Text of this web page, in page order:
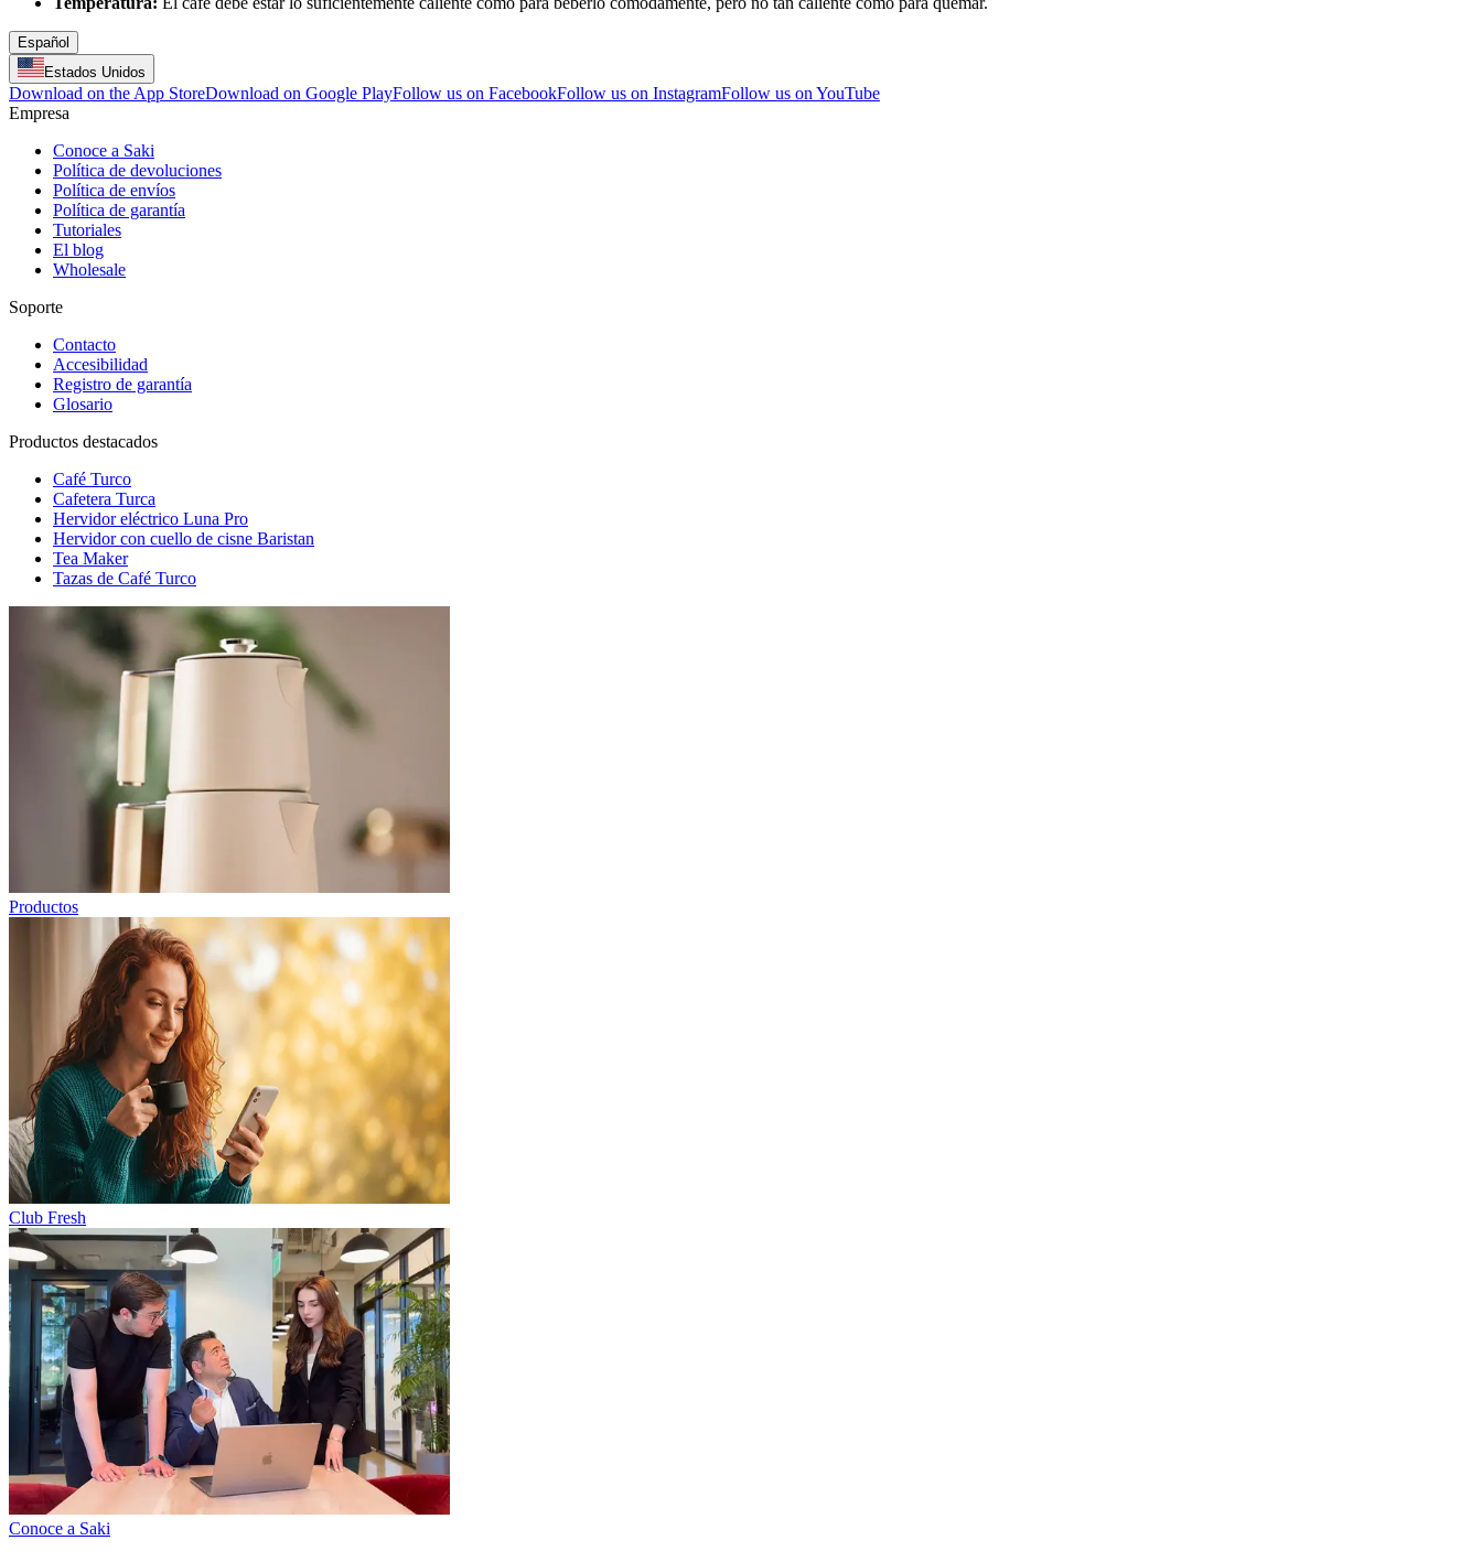
Español
Estados Unidos
Download on the App StoreDownload on Google PlayFollow us on FacebookFollow us on InstagramFollow us on YouTube
Empresa
Conoce a Saki
Política de devoluciones
Política de envíos
Política de garantía
Tutoriales
El blog
Wholesale
Soporte
Contacto
Accesibilidad
Registro de garantía
Glosario
Productos destacados
Café Turco
Cafetera Turca
Hervidor eléctrico Luna Pro
Hervidor con cuello de cisne Baristan
Tea Maker
Tazas de Café Turco
Productos
Club Fresh
Conoce a Saki